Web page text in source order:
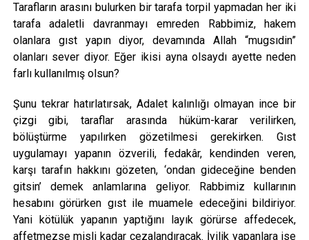
Tarafların arasını bulurken bir tarafa torpil yapmadan her iki
tarafa adaletli davranmayı emreden Rabbimiz, hakem
olanlara gıst yapın diyor, devamında Allah “mugsıdin”
olanları sever diyor. Eğer ikisi ayna olsaydı ayette neden
farlı kullanılmış olsun?
Şunu tekrar hatırlatırsak, Adalet kalınlığı olmayan ince bir
çizgi gibi, taraflar arasında hüküm-karar verilirken,
bölüştürme yapılırken gözetilmesi gerekirken. Gıst
uygulamayı yapanın özverili, fedakâr, kendinden veren,
karşı tarafın hakkını gözeten, ‘ondan gideceğine benden
gitsin’ demek anlamlarına geliyor. Rabbimiz kullarının
hesabını görürken gıst ile muamele edeceğini bildiriyor.
Yani kötülük yapanın yaptığını layık görürse affedecek,
affetmezse misli kadar cezalandıracak. İyilik yapanlara ise